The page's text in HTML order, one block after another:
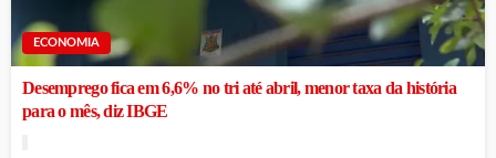
ECONOMIA
Desemprego fica em 6,6% no tri até abril, menor taxa da história
para o mês, diz IBGE